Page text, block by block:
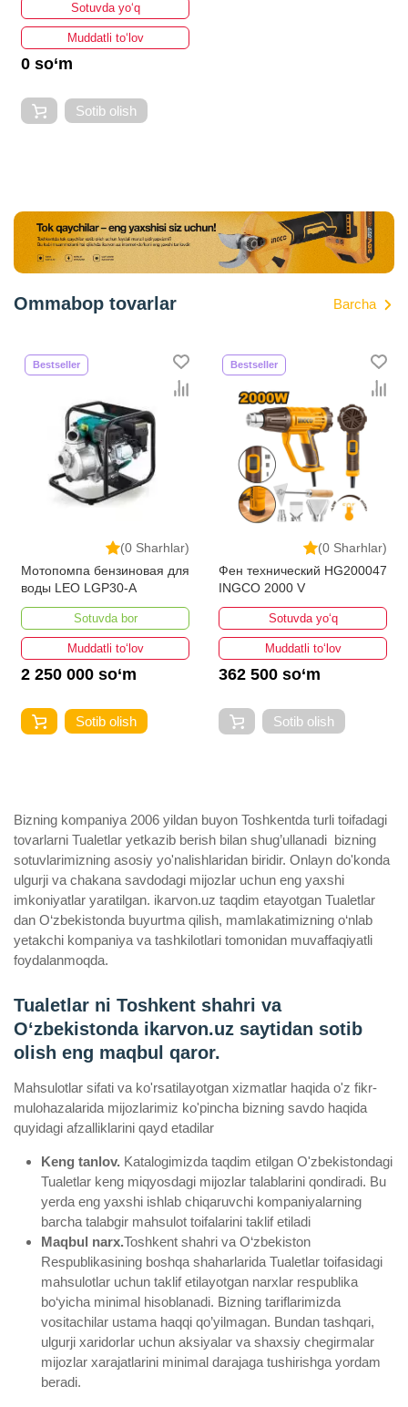
Sotuvda yo‘q
Muddatli to‘lov
0 so‘m
Sotib olish
Ommabop tovarlar Barcha
(0 Sharhlar)
Bestseller
Мотопомпа бензиновая для
воды LEO LGP30-A
Sotuvda bor
Muddatli to‘lov
2 250 000 so‘m
Sotib olish
(0 Sharhlar)
Bestseller
Фен технический HG200047
INGCO 2000 V
Sotuvda yo‘q
Muddatli to‘lov
362 500 so‘m
Sotib olish
Bizning kompaniya 2006 yildan buyon Toshkentda turli toifadagi
tovarlarni Tualetlar yetkazib berish bilan shug’ullanadi ­ bizning
sotuvlarimizning asosiy yo'nalishlaridan biridir. Onlayn do'konda
ulgurji va chakana savdodagi mijozlar uchun eng yaxshi
imkoniyatlar yaratilgan. ikarvon.uz taqdim etayotgan Tualetlar
dan O‘zbekistonda buyurtma qilish, mamlakatimizning o‘nlab
yetakchi kompaniya va tashkilotlari tomonidan muvaffaqiyatli
foydalanmoqda.
Tualetlar ni Toshkent shahri va
Oʻzbekistonda ikarvon.uz saytidan sotib
olish eng maqbul qaror.
Mahsulotlar sifati va ko'rsatilayotgan xizmatlar haqida o'z fikr-
mulohazalarida mijozlarimiz ko'pincha bizning savdo haqida
quyidagi afzalliklarini qayd etadilar
Keng tanlov. Katalogimizda taqdim etilgan O'zbekistondagi
Tualetlar keng miqyosdagi mijozlar talablarini qondiradi. Bu
yerda eng yaxshi ishlab chiqaruvchi kompaniyalarning
barcha talabgir mahsulot toifalarini taklif etiladi
Maqbul narx.Toshkent shahri va O‘zbekiston
Respublikasining boshqa shaharlarida Tualetlar toifasidagi
mahsulotlar uchun taklif etilayotgan narxlar respublika
bo‘yicha minimal hisoblanadi. Bizning tariflarimizda
vositachilar ustama haqqi qo’yilmagan. Bundan tashqari,
ulgurji xaridorlar uchun aksiyalar va shaxsiy chegirmalar
mijozlar xarajatlarini minimal darajaga tushirishga yordam
beradi.